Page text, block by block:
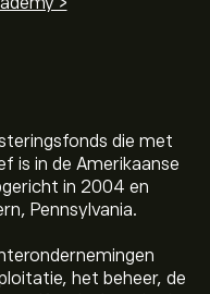
die met
is in de Amerikaanse
in 2004 en
Pennsylvania.
het beheer, de